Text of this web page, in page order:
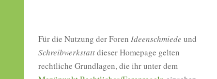
Für die Nutzung der Foren Ideenschmiede und
Schreibwerkstattdieser Homepage gelten
rechtliche Grundlagen, die ihr unter dem